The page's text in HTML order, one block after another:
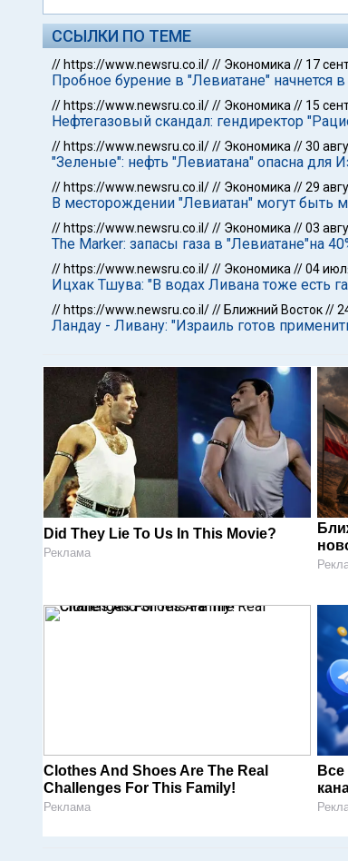
ССЫЛКИ ПО ТЕМЕ
// https://www.newsru.co.il/// Экономика // 17
Пробное бурение в "Левиатане" начнется в
// https://www.newsru.co.il/// Экономика // 15
Нефтегазовый скандал: гендиректор
// https://www.newsru.co.il/// Экономика //30
"Зеленые": нефть "Левиатана" опасна для
// https://www.newsru.co.il/// Экономика //29
В месторождении "Левиатан" могут быть
// https://www.newsru.co.il/// Экономика //03
The Marker: запасы газа в "Левиатане"на
// https://www.newsru.co.il/// Экономика //04
Ицхак Тшува: "В водах Ливана тоже есть
// https://www.newsru.co.il/// Ближний Восток//
Ландау - Ливану: "Израиль готов
Did They Lie To Us In This Movie?
Реклама
Clothes And Shoes Are The Real
Challenges For This Family!
Реклама